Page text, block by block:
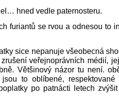
hned vedle paternosteru.
furiantů se rvou a odnesou to
sice nepanuje všeobecná
veřejnoprávních médií,
Většinový názor tu není.
to oblíbené, respektované
po patnácti letech